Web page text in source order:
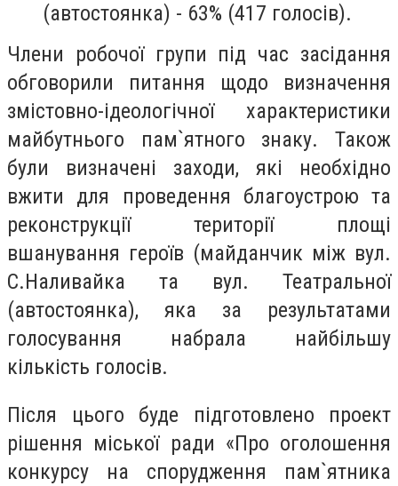
(автостоянка) - 63% (417 голосів).
Члени робочої групи під час засідання
обговорили питання щодо визначення
змістовно-ідеологічної характеристики
майбутнього пам`ятного знаку. Також
були визначені заходи, які необхідно
вжити для проведення благоустрою та
реконструкції території площі
вшанування героїв (майданчик між вул.
С.Наливайка та вул. Театральної
(автостоянка), яка за результатами
голосування набрала найбільшу
кількість голосів.
Після цього буде підготовлено проект
рішення міської ради «Про оголошення
конкурсу на спорудження пам`ятника